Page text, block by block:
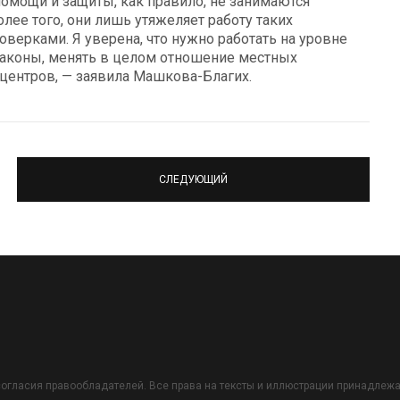
того, они лишь утяжеляет работу таких
Я уверена, что нужно работать на уровне
менять в целом отношение местных
— заявила Машкова-Благих.
СЛЕДУЮЩИЙ
правообладателей. Все права на тексты и иллюстрации